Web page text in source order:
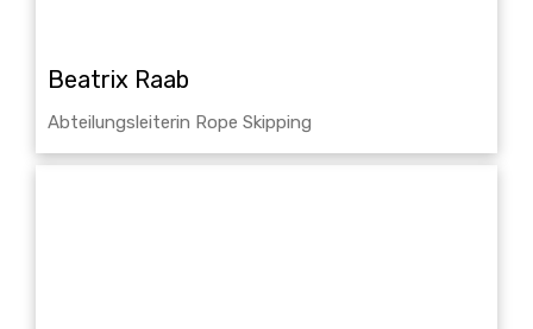
Beatrix Raab
Abteilungsleiterin Rope Skipping